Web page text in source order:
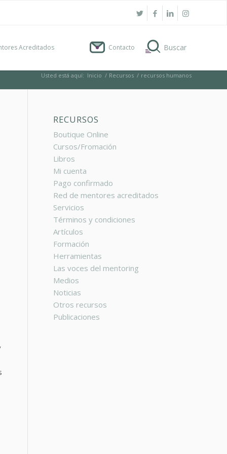
Acreditados Contacto
Usted está aquí: Inicio / Recursos / recursos humanos
RECURSOS
Boutique Online
Cursos/Fromación
Libros
Mi cuenta
Pago confirmado
Red de mentores acreditados
Servicios
Términos y condiciones
Artículos
Formación
Herramientas
Las voces del mentoring
Medios
Noticias
Otros recursos
Publicaciones